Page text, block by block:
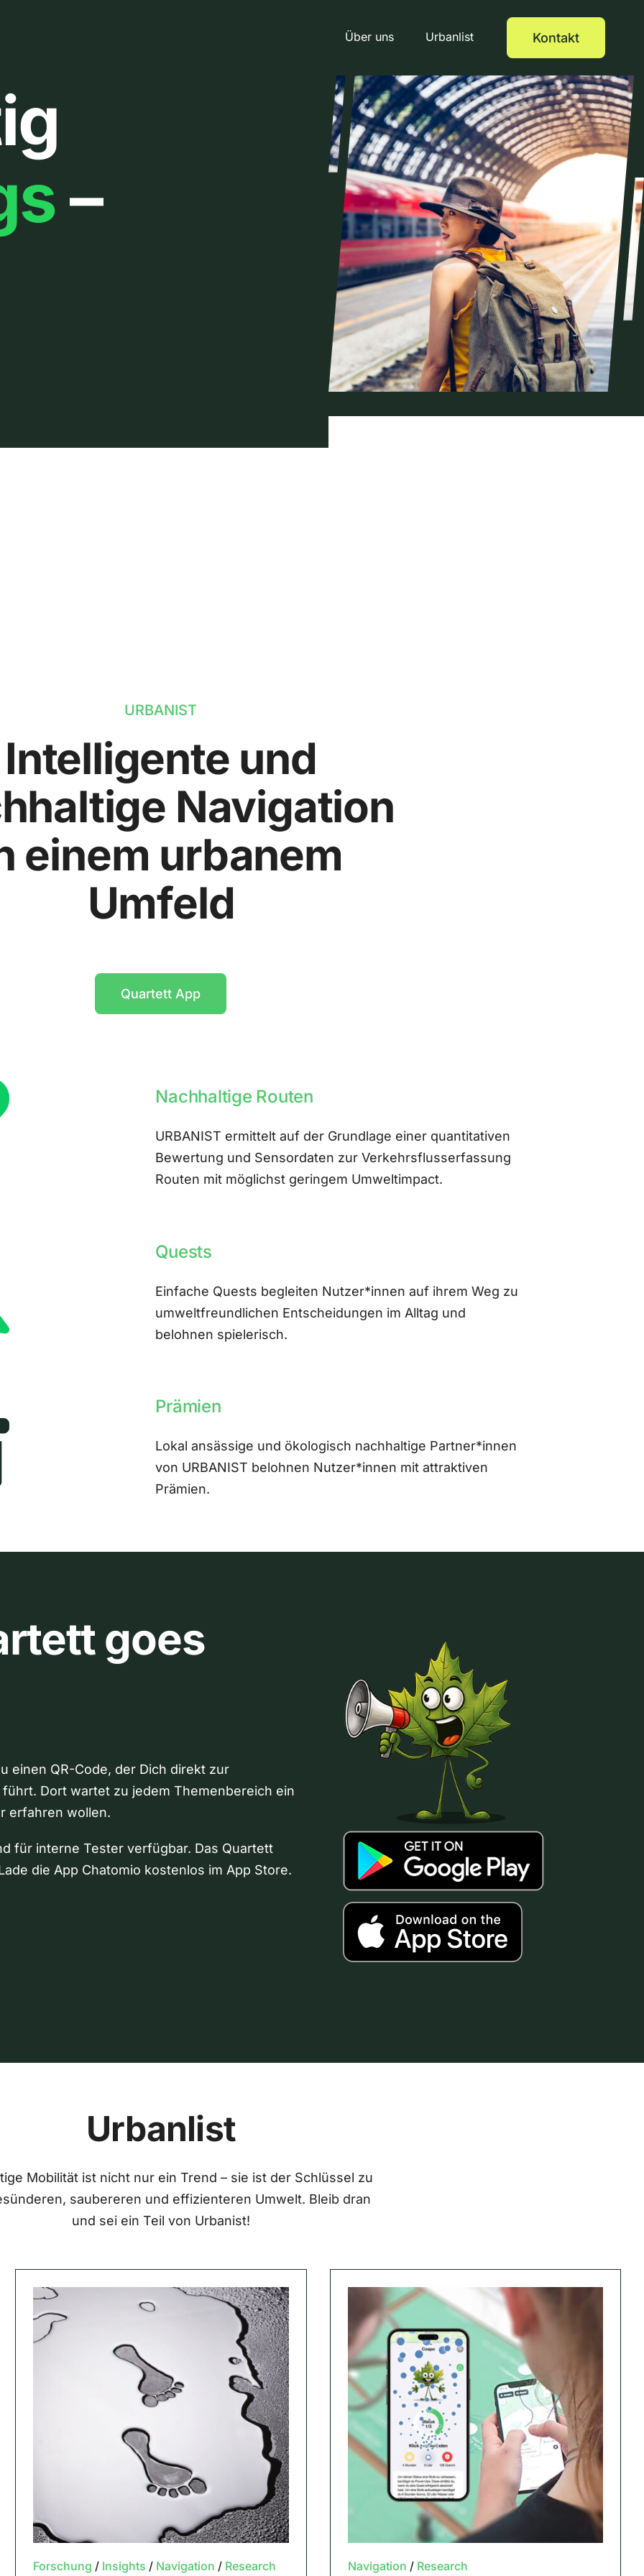
Über uns Urbanlist Kontakt
–
URBANIST
Intelligente und
Navigation
einem urbanem
Umfeld
Quartett App
Nachhaltige Routen
URBANIST ermittelt auf der Grundlage einer quantitativen
Bewertung und Sensordaten zur Verkehrsflusserfassung
Routen mit möglichst geringem Umweltimpact.
Quests
Einfache Quests begleiten Nutzer*innen auf ihrem Weg zu
umweltfreundlichen Entscheidungen im Alltag und
belohnen spielerisch.
Prämien
Lokal ansässige und ökologisch nachhaltige Partner*innen
von URBANIST belohnen Nutzer*innen mit attraktiven
Prämien.
goes
einen QR-Code, der Dich direkt zur
Dort wartet zu jedem Themenbereich ein
erfahren wollen.
für interne Tester verfügbar. Das Quartett
die App Chatomio kostenlos im App Store.
Urbanlist
Mobilität ist nicht nur ein Trend – sie ist der Schlüssel zu
saubereren und effizienteren Umwelt. Bleib dran
und sei ein Teil von Urbanist!
Forschung / Insights / Navigation / Research Navigation / Research